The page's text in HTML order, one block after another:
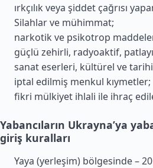
ırkçılık veya şiddet çağrısı
Silahlar ve mühimmat;
narkotik ve psikotrop
güçlü zehirli, radyoaktif,
sanat eserleri, kültürel ve
iptal edilmiş menkul kıymetler;
fikri mülkiyet ihlali ile ihraç
Yabancıların Ukrayna’ya
giriş kuralları
Yaya (yerleşim) bölgesinde –